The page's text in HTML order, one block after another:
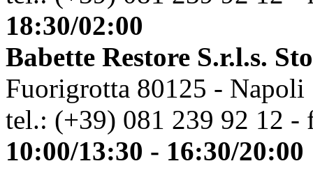
18:30/02:00
Babette Restore S.r.l.s.
Fuorigrotta 80125 - Napoli
tel.: (+39) 081 239 92 12 -
10:00/13:30 - 16:30/20:00